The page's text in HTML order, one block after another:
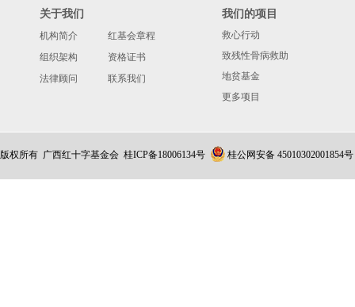
关于我们
机构简介
红基会章程
组织架构
资格证书
法律顾问
联系我们
我们的项目
救心行动
致残性骨病救助
地贫基金
更多项目
版权所有 广西红十字基金会 桂ICP备18006134号 桂公网安备 45010302001854号